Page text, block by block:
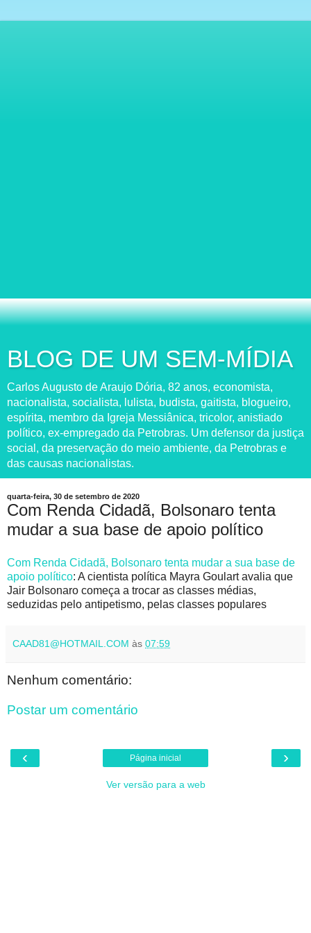
BLOG DE UM SEM-MÍDIA
Carlos Augusto de Araujo Dória, 82 anos, economista,
nacionalista, socialista, lulista, budista, gaitista, blogueiro,
espírita, membro da Igreja Messiânica, tricolor, anistiado
político, ex-empregado da Petrobras. Um defensor da justiça
social, da preservação do meio ambiente, da Petrobras e
das causas nacionalistas.
quarta-feira, 30 de setembro de 2020
Com Renda Cidadã, Bolsonaro tenta
mudar a sua base de apoio político
Com Renda Cidadã, Bolsonaro tenta mudar a sua base de
apoio político: A cientista política Mayra Goulart avalia que
Jair Bolsonaro começa a trocar as classes médias,
seduzidas pelo antipetismo, pelas classes populares
CAAD81@HOTMAIL.COM às 07:59
Nenhum comentário:
Postar um comentário
‹ ›
Página inicial
Ver versão para a web